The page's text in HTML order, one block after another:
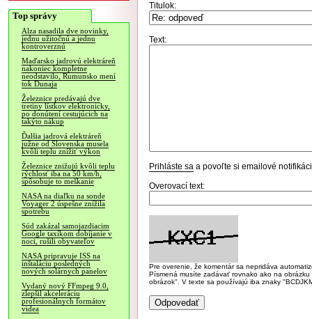
Top správy
Alza nasadila dve novinky,
jednu užitočnú a jednu
kontroverznú
Maďarsko jadrovú elektráreň
nakoniec kompletne
neodstavilo, Rumunsko mení
tok Dunaja
Železnice predávajú dve
tretiny lístkov elektronicky,
po donútení cestujúcich na
takýto nákup
Ďalšia jadrová elektráreň
južne od Slovenska musela
kvôli teplu znížiť výkon
Železnice znižujú kvôli teplu
rýchlosť iba na 50 km/h,
spôsobuje to meškanie
NASA na diaľku na sonde
Voyager 2 úspešne znížila
spotrebu
Súd zakázal samojazdiacim
Google taxíkom dobíjanie v
noci, rušili obyvateľov
NASA pripravuje ISS na
inštaláciu posledných
nových solárnych panelov
Vydaný nový FFmpeg 9.0,
zlepšil akceleráciu
profesionálnych formátov
videa
Titulok:
Text:
Prihláste sa a povoľte si emailové
Overovací text:
Pre overenie, že komentár sa nepridáva
Písmená musíte zadávať rovnako ako na
obrázok". V texte sa používajú iba znaky